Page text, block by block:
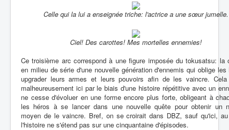
Celle qui la lui a enseignée triche: l'actrice a une sœur jumelle.
Ciel! Des carottes! Mes mortelles ennemies!
Ce troisième arc correspond à une figure imposée du tokusatsu: la
en milieu de série d'une nouvelle génération d'ennemis qui oblige les
upgrader leurs armes et leurs pouvoirs afin de les vaincre.
malheureusement ici par le biais d'une histoire répétitive avec un
ne cesse d'évoluer en une forme encore plus forte, obligeant à
les héros à se lancer dans une nouvelle quête pour obtenir un
moyen de le vaincre. Bref, on se croirait dans DBZ, sauf qu'ici,
l'histoire ne s'étend pas sur une cinquantaine d'épisodes.